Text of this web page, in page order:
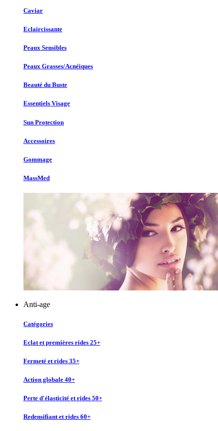
Caviar
Eclaircissante
Peaux Sensibles
Peaux Grasses/Acnéiques
Beauté du Buste
Essentiels Visage
Sun Protection
Accessoires
Gommage
MassMed
Anti-age
Catégories
Eclat et premières rides 25+
Fermeté et rides 35+
Action globale 40+
Perte d'élasticité et rides 50+
Redensifiant et rides 60+